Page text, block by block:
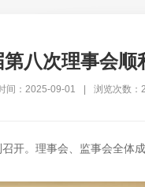
八次理事会顺
间：2025-09-01 浏览次数：
开。理事会、监事会全体